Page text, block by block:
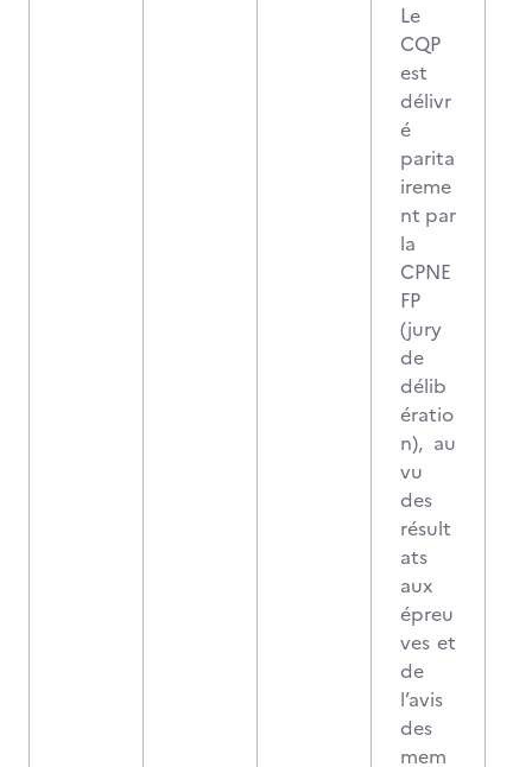
Le
CQP
est
délivr
é
parita
ireme
nt par
la
CPNE
FP
(jury
de
délib
ératio
n), au
vu
des
résult
ats
aux
épreu
ves et
de
l’avis
des
mem